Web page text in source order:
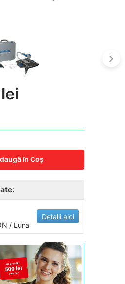
în Coş
/ Luna
Detalii aici